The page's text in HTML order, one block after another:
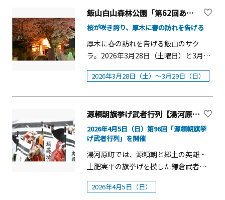
「楽しいお祭り」、「Happy
holidays!」を意味する「Frohes Fest!
（フローエス・フェスト！）」をデザ
インに取り込んだBALLPARK Xmas公
温まるメッセージが込められた公式グ
い。 概要■開催期間：2025年11月21日
（金）～12月25日（木）■会場：横浜
公園(神奈川県横浜市中区)■連携会場：
横浜赤レンガ倉庫日本大通り■開催時
間11月21日（金）17:00～21:0011月22
11:00~21:0012月6日（土）～12月25日
焼き芋などの出店あり。&nbsp;■会
場：さむかわひまわり畑&nbsp;【費
／摘み取り体験5本まで200円
&nbsp;※諸事情により予告なく内容変
更・中止する場合がございます
協会ホームページをご確認ください。
Theater in 川崎競馬場」も同時開催し
ます。大ヒット映画『SING/シング』の
ジ」を無料で上映します。川崎・沖縄
オリオン祭2025 概要■開催日時・9月
13日（土）10：00～16：00／7：15～
00・9月15日（月祝）10：00～16：
00※荒天中止※13日の日中に競馬場に
入場した方は、16：50に一度ご退場い
ただきます※13日16：50以降、競馬場
お越しの際はマーケットスクエア川崎
イーストの駐車場(有料)をご利用くださ
い■会場：川崎競馬場 内馬場芝生広
場、サンサン広場 ■入場料：無料
祷・拝観：9：00～16：30※薬師粥の
振舞は11：30前後、先着順、無くなり
次第終了【日向薬師について】716年
に、行基により開創され、1300年の歴
として篤く信仰され日向薬師の名をも
られています。その歴史を物語る数多
くの国指定重要文化財の仏像が伝在し
ており、日本有数の文化財の宝庫でも
あります。また、彼岸花も有名で、9月
に群生し、人気の名所となっておりま
す。自然豊かな場所でもあり、見所満載
の日向薬師をぜひ訪れてみてくださ
飯山白山森林公園「第62回あつぎ飯山桜まつり」
桜が咲き誇り、厚木に春の訪れを告げる
厚木に春の訪れを告げる飯山のサク
ラ。2026年3月28日（土曜日）と3月29
日（日曜日）の2日間、サクラの名所
「飯山白山森林公園桜の広場」を中心
ら飯山白山森林公園へと続く約600メー
トルの飯山観音参道には、満開のサク
ラが咲き乱れます。地域と連携して、飯
山白龍太鼓や白龍の舞、飯山花音頭、
相模里神楽など多彩なイベントが開催
クラのライトアップも行われます。概
2026年3月28日（土）～3月29日（日）
源頼朝旗挙げ武者行列【湯河原町】
2026年4月5日（日）第96回「源頼朝旗挙
げ武者行列」を開催
湯河原町では、源頼朝と郷土の英雄・
土肥実平の旗挙げを模した鎌倉武者に
よる武者行列を4月5日（日）に開催し
ます。今回も、湯河原町観光大使で俳
2026年4月5日（日）